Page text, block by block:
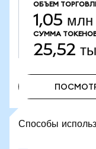
ОБЪЕМ
1,05
СУММА
25,52
Способы